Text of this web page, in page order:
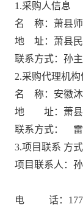
1.采购人信息
名
称： 萧县
地
址： 萧县
联系方式： 孙
2.采购代理机构
名
称： 安徽
地 址： 萧
联系方式：
3.项目联系 方式
项目联系人：
电 话：